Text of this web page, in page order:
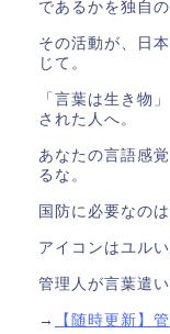
であるかを独自
その活動が、日
じて。
「言葉は生き物
された人へ。
あなたの言語感
るな。
国防に必要なの
アイコンはユル
管理人が言葉遣
→ 【随時更新】